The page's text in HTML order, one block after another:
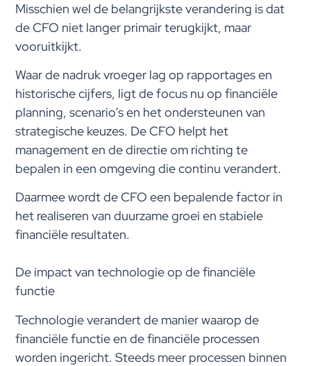
Misschien wel de belangrijkste verandering is dat
de CFO niet langer primair terugkijkt, maar
vooruitkijkt.
Waar de nadruk vroeger lag op rapportages en
historische cijfers, ligt de focus nu op financiële
planning, scenario’s en het ondersteunen van
strategische keuzes. De CFO helpt het
management en de directie om richting te
bepalen in een omgeving die continu verandert.
Daarmee wordt de CFO een bepalende factor in
het realiseren van duurzame groei en stabiele
financiële resultaten.
De impact van technologie op de financiële
functie
Technologie verandert de manier waarop de
financiële functie en de financiële processen
worden ingericht. Steeds meer processen binnen